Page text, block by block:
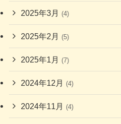
2025年3月 (4)
2025年2月 (5)
2025年1月 (7)
2024年12月 (4)
2024年11月 (4)